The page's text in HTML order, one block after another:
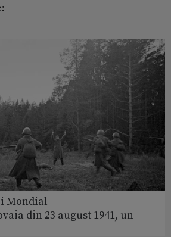
Mondial
din 23 august 1941, un